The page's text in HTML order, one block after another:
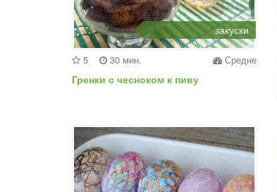
закуски
5 30 мин. Средне
Гренки с чесноком к пиву